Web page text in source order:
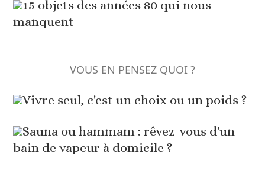
15 objets des années 80 qui nous
manquent
VOUS EN PENSEZ QUOI ?
Vivre seul, c'est un choix ou un poids ?
Sauna ou hammam : rêvez-vous d'un
bain de vapeur à domicile ?